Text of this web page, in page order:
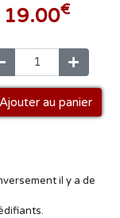
19.00€
au panier
il y a de